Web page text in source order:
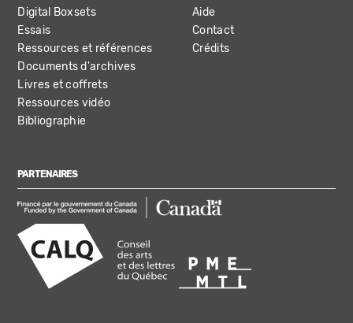
Digital Boxsets
Essais
Ressources et références
Documents d'archives
Livres et coffrets
Ressources vidéo
Bibliographie
Aide
Contact
Crédits
PARTENAIRES